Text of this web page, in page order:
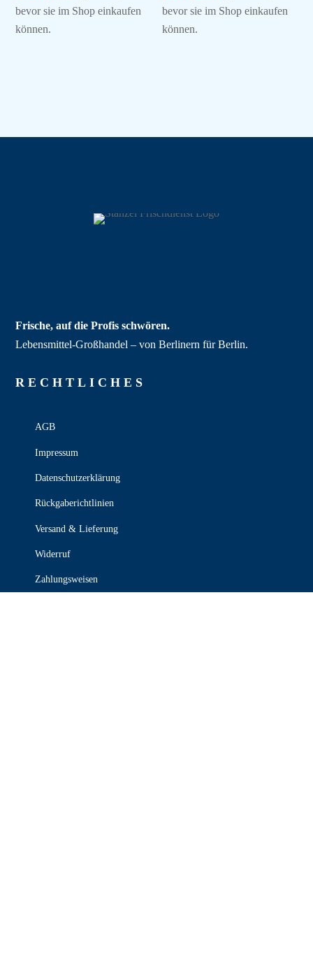
bevor sie im Shop einkaufen
können.
bevor sie im Shop einkaufen
können.
Frische, auf die Profis schwören.
Lebensmittel‑Großhandel – von Berlinern für Berlin.
RECHT­LICHES
AGB
Impressum
Datenschutzerklärung
Rückgaberichtlinien
Versand & Lieferung
Widerruf
Zahlungsweisen